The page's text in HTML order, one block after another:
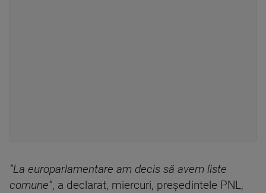
”La europarlamentare am decis să avem liste
comune”, a declarat, miercuri, preşedintele PNL,